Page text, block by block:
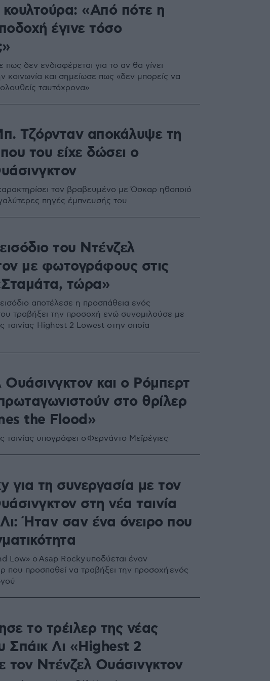
«Από πότε η
έγινε τόσο
πως δεν ενδιαφέρεται για το αν θα γίνει
κοινωνία και σημείωσε πως «δεν μπορείς να
ταυτόχρονα»
Τζόρνταν αποκάλυψε τη
του είχε δώσει ο
τον βραβευμένο με Όσκαρ ηθοποιό
πηγές έμπνευσής του
του Ντένζελ
με φωτογράφους στις
τώρα»
αποτέλεσε η προσπάθεια ενός
τραβήξει την προσοχή ενώ συνομιλούσε με
ταινίας Highest 2 Lowest στην οποία
και ο Ρόμπερτ
στο θρίλερ
the Flood»
ταινίας υπογράφει ο Φερνάντο Μεϊρέγιες
για τη συνεργασία με τον
στη νέα ταινία
Ήταν σαν ένα όνειρο που
Low» ο Asap Rocky υποδύεται έναν
που προσπαθεί να τραβήξει την προσοχή ενός
το τρέιλερ της νέας
Σπάικ Λι «Highest 2
τον Ντένζελ Ουάσινγκτον